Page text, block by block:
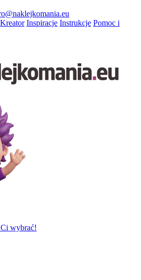
Kreator Inspiracje Instrukcje Pomoc i
wybrać!